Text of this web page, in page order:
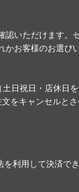
いただけます。
かお客様のお選び
日祝日・店休日
をキャンセルと
利用して決済でき